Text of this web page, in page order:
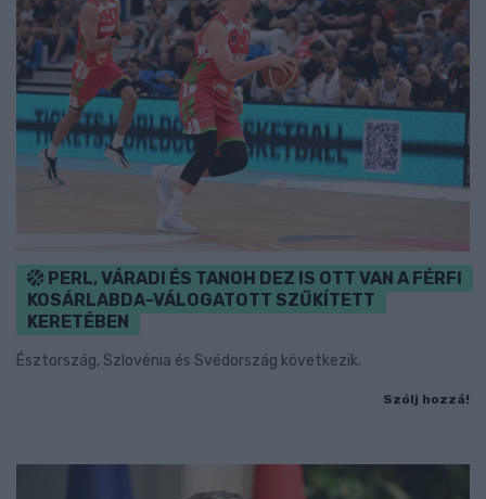
PERL, VÁRADI ÉS TANOH DEZ IS OTT VAN A FÉRFI
KOSÁRLABDA-VÁLOGATOTT SZŰKÍTETT
KERETÉBEN
Észtország, Szlovénia és Svédország következik.
Szólj hozzá!